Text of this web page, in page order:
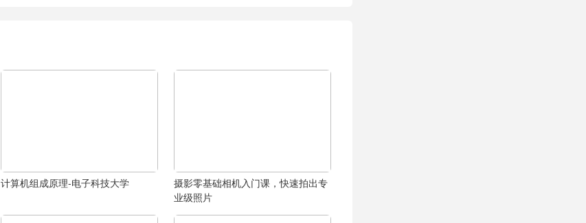
计算机组成原理-电子科技大学
摄影零基础相机入门课，快速拍出专
业级照片